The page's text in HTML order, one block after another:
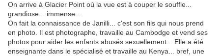
On arrive à Glacier Point où la vue est à couper le souffle...
grandiose... immense...
On fait la connaissance de Janilli... c'est son fils qui nous prend
en photo. Il est photographe, travaille au Cambodge et vend ses
photos pour aider les enfants abusés sexuellement... Elle a été
enseignante dans le spécialisé et travaille au Kenya... bref, une